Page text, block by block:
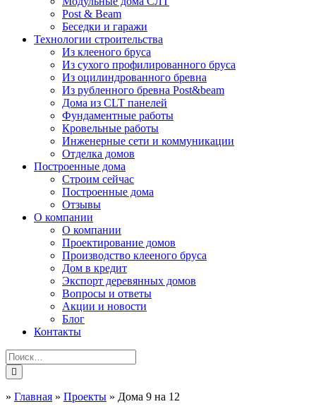
Post & Beam
Беседки и гаражи
Технологии строительства
Из клееного бруса
Из сухого профилированного бруса
Из оцилиндрованного бревна
Из рубленного бревна Post&beam
Дома из CLT панелей
Фундаментные работы
Кровельные работы
Инженерные сети и коммуникации
Отделка домов
Построенные дома
Строим сейчас
Построенные дома
Отзывы
О компании
О компании
Проектирование домов
Производство клееного бруса
Дом в кредит
Экспорт деревянных домов
Вопросы и ответы
Акции и новости
Блог
Контакты
» Главная » Проекты » Дома 9 на 12